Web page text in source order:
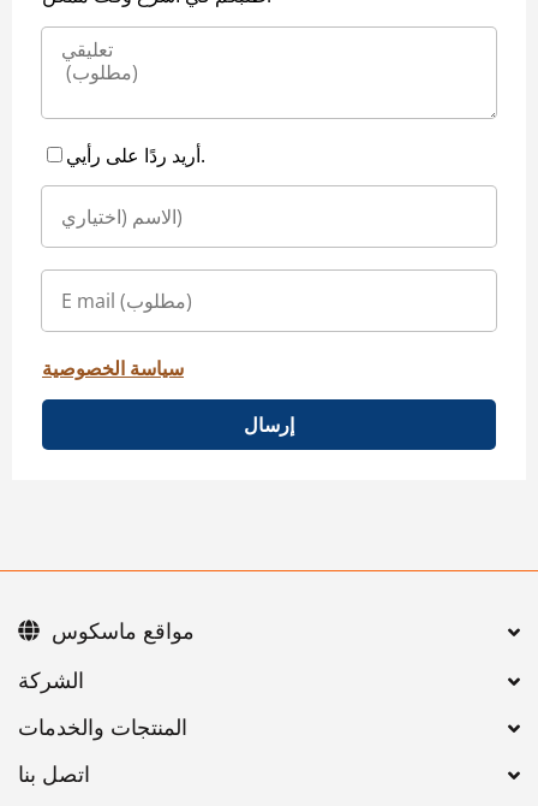
أريد ردًا على رأيي.
سياسة الخصوصية
إرسال
اتصل بنا
مواقع ماسكوس